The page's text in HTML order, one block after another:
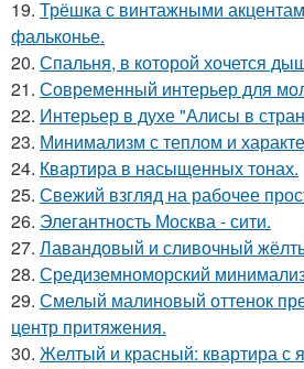
19. Трёшка с винтажными
фальконье.
20. Спальня, в которой хочется
21. Современный интерьер для
22. Интерьер в духе "Алисы в
23. Минимализм с теплом и
24. Квартира в насыщенных тонах.
25. Свежий взгляд на рабочее
26. Элегантность Москва - сити.
27. Лавандовый и сливочный
28. Средиземноморский
29. Смелый малиновый оттенок
центр притяжения.
30. Желтый и красный: квартира с